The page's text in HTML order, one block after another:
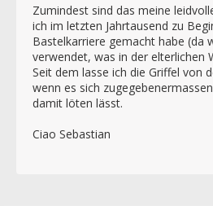
Zumindest sind das meine
ich im letzten Jahrtausend zu
Bastelkarriere gemacht habe (da
verwendet, was in der elterlichen
Seit dem lasse ich die Griffel von
wenn es sich
damit löten lässt.
Ciao Sebastian